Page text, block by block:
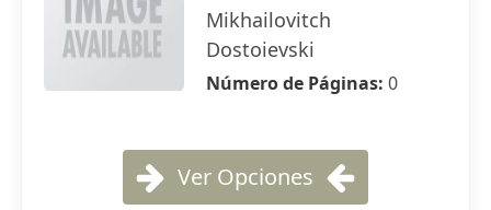
Mikhailovitch
Dostoievski
Número de Páginas: 0
Ver Opciones